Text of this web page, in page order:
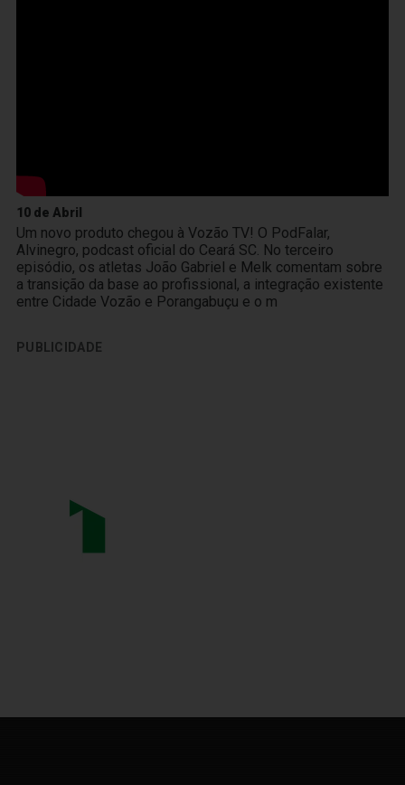
10 de Abril
Um novo produto chegou à Vozão TV! O PodFalar,
Alvinegro, podcast oficial do Ceará SC. No terceiro
episódio, os atletas João Gabriel e Melk comentam sobre
a transição da base ao profissional, a integração existente
entre Cidade Vozão e Porangabuçu e o m
PUBLICIDADE